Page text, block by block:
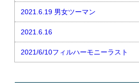
2021.6.19 男女ツーマン
2021.6.16
2021/6/10フィルハーモニーラスト